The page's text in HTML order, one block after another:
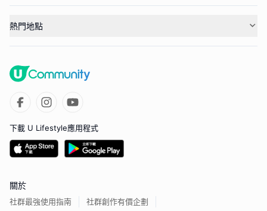
熱門地點
下載 U Lifestyle應用程式
關於
社群最強使用指南 社群創作有價企劃